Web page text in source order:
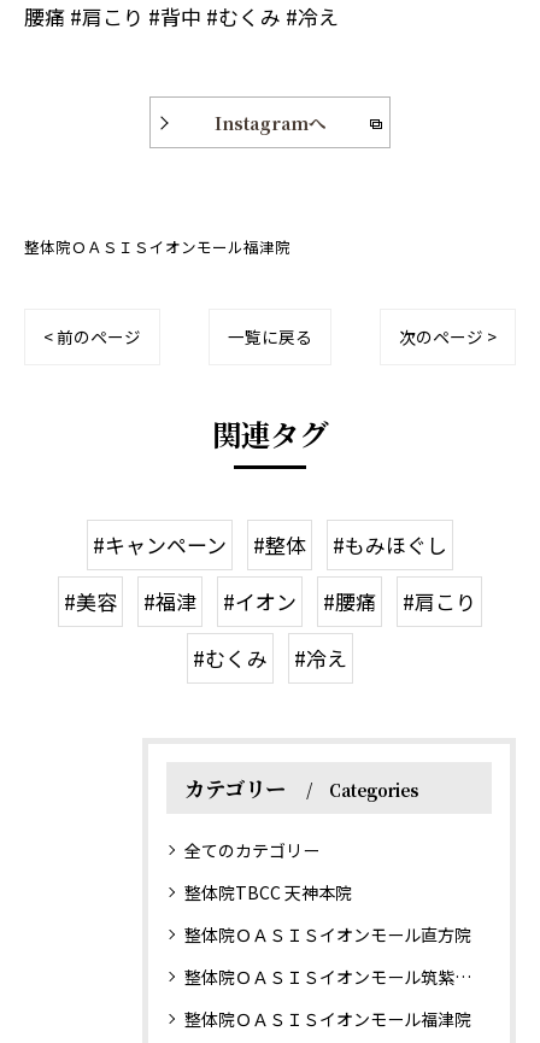
腰痛 #肩こり #背中 #むくみ #冷え
Instagramへ
整体院ＯＡＳＩＳイオンモール福津院
< 前のページ 一覧に戻る 次のページ >
関連タグ
#キャンペーン #整体
#もみほぐし
#美容
#福津 #イオン #腰痛
#肩こり
#むくみ
#冷え
カテゴリー Categories
全てのカテゴリー
整体院TBCC 天神本院
整体院ＯＡＳＩＳイオンモール直方院
整体院ＯＡＳＩＳイオンモール筑紫野院
整体院ＯＡＳＩＳイオンモール福津院